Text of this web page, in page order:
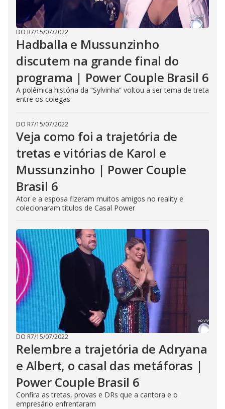
DO R7/15/07/2022
Hadballa e Mussunzinho
discutem na grande final do
programa | Power Couple Brasil 6
A polêmica história da “Sylvinha” voltou a ser tema de treta
entre os colegas
DO R7/15/07/2022
Veja como foi a trajetória de
tretas e vitórias de Karol e
Mussunzinho | Power Couple
Brasil 6
Ator e a esposa fizeram muitos amigos no reality e
colecionaram títulos de Casal Power
DO R7/15/07/2022
Relembre a trajetória de Adryana
e Albert, o casal das metáforas |
Power Couple Brasil 6
Confira as tretas, provas e DRs que a cantora e o
empresário enfrentaram